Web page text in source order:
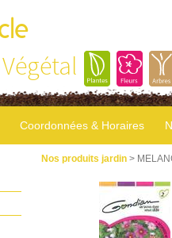
Végétal
Coordonnées & Horaires
Nos produits jardin >